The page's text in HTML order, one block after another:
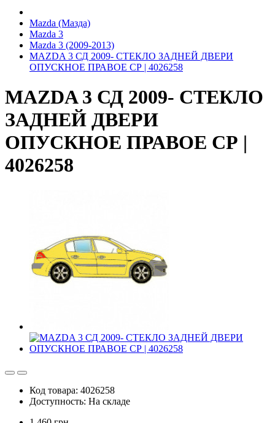
Mazda (Мазда)
Mazda 3
Mazda 3 (2009-2013)
MAZDA 3 СД 2009- СТЕКЛО ЗАДНЕЙ ДВЕРИ
ОПУСКНОЕ ПРАВОЕ СР | 4026258
MAZDA 3 СД 2009- СТЕКЛО
ЗАДНЕЙ ДВЕРИ
ОПУСКНОЕ ПРАВОЕ СР |
4026258
Код товара: 4026258
Доступность: На складе